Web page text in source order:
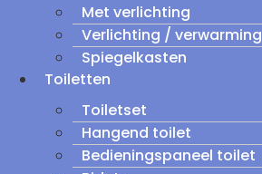
Met verlichting
Verlichting / verwarming
Spiegelkasten
Toiletten
Toiletset
Hangend toilet
Bedieningspaneel toilet